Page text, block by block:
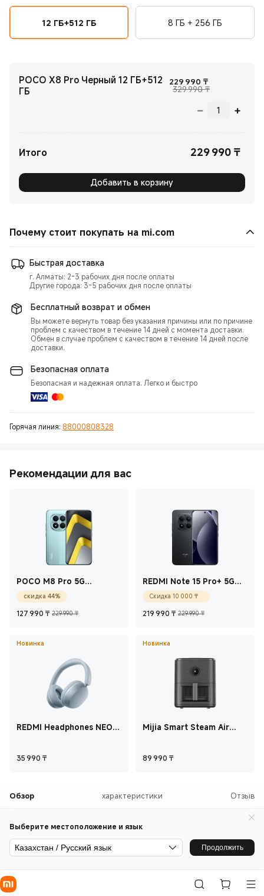
12 ГБ+512 ГБ 8 ГБ + 256 ГБ
POCO X8 Pro Черный 12 ГБ+512
ГБ
229 990 ₸Current Price
329 990 ₸
Итого 229 990 ₸
Добавить в корзину
Почему стоит покупать на mi.com
Быстрая доставка
г. Алматы: 2-3 рабочих дня после оплаты
Другие города: 3-5 рабочих дня после оплаты
Бесплатный возврат и обмен
Вы можете вернуть товар без указания причины или по причине
проблем с качеством в течение 14 дней с момента доставки.
Обмен в случае проблем с качеством в течение 14 дней после
доставки.
Безопасная оплата
Безопасная и надежная оплата. Легко и быстро
Горячая линия: 88000808328
Рекомендации для вас
POCO M8 Pro 5G
Зелёный 12 ГБ+512 ГБ
скидка 44%
127 990 ₸ Current Price ₸127 990
229 990 ₸Рекомендованная цена 229 990 ₸
REDMI Note 15 Pro+ 5G
Черный 8 ГБ + 256 ГБ
Скидка 10 000 ₸ Current Price ₸10
219 990 ₸ Current Price
229 990 ₸
Новинка
REDMI Headphones NEO
35 990 ₸ Current Price ₸35 990
Новинка
Mijia Smart Steam Air
89 990 ₸
Обзор характеристики Отзыв